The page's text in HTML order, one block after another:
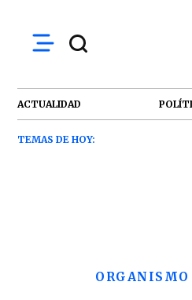
ACTUALIDAD
TEMAS DE HOY: